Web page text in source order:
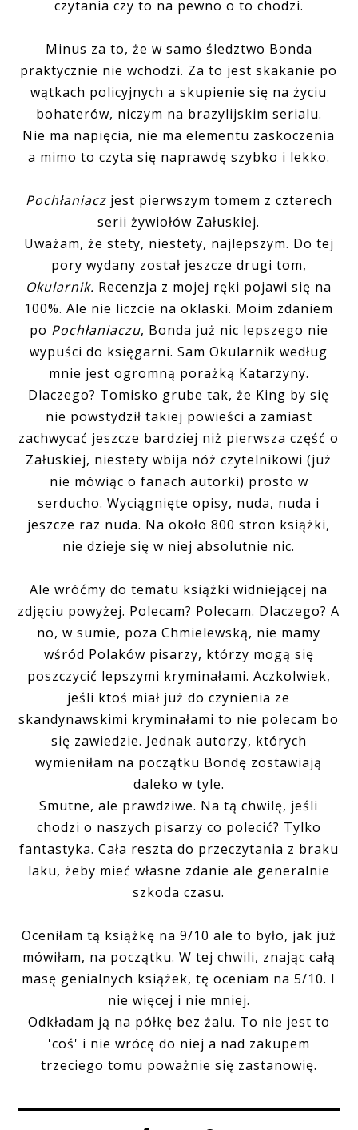
czytania czy to na pewno o to chodzi.
Minus za to, że w samo śledztwo Bonda
praktycznie nie wchodzi. Za to jest skakanie po
wątkach policyjnych a skupienie się na życiu
bohaterów, niczym na brazylijskim serialu.
Nie ma napięcia, nie ma elementu zaskoczenia
a mimo to czyta się naprawdę szybko i lekko.
Pochłaniaczjest pierwszym tomem z czterech
serii żywiołów Załuskiej.
Uważam, że stety, niestety, najlepszym. Do tej
pory wydany został jeszcze drugi tom,
Okularnik. Recenzja z mojej ręki pojawi się na
100%. Ale nie liczcie na oklaski. Moim zdaniem
po Pochłaniaczu, Bonda już nic lepszego nie
wypuści do księgarni. Sam Okularnik według
mnie jest ogromną porażką Katarzyny.
Dlaczego? Tomisko grube tak, że King by się
nie powstydził takiej powieści a zamiast
zachwycać jeszcze bardziej niż pierwsza część o
Załuskiej, niestety wbija nóż czytelnikowi (już
nie mówiąc o fanach autorki) prosto w
serducho. Wyciągnięte opisy, nuda, nuda i
jeszcze raz nuda. Na około 800 stron książki,
nie dzieje się w niej absolutnie nic.
Ale wróćmy do tematu książki widniejącej na
zdjęciu powyżej. Polecam? Polecam. Dlaczego? A
no, w sumie, poza Chmielewską, nie mamy
wśród Polaków pisarzy, którzy mogą się
poszczycić lepszymi kryminałami. Aczkolwiek,
jeśli ktoś miał już do czynienia ze
skandynawskimi kryminałami to nie polecam bo
się zawiedzie. Jednak autorzy, których
wymieniłam na początku Bondę zostawiają
daleko w tyle.
Smutne, ale prawdziwe. Na tą chwilę, jeśli
chodzi o naszych pisarzy co polecić? Tylko
fantastyka. Cała reszta do przeczytania z braku
laku, żeby mieć własne zdanie ale generalnie
szkoda czasu.
Oceniłam tą książkę na 9/10 ale to było, jak już
mówiłam, na początku. W tej chwili, znając całą
masę genialnych książek, tę oceniam na 5/10. I
nie więcej i nie mniej.
Odkładam ją na półkę bez żalu. To nie jest to
'coś' i nie wrócę do niej a nad zakupem
trzeciego tomu poważnie się zastanowię.